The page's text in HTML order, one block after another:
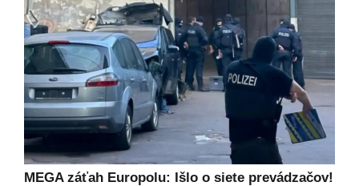
MEGA záťah Europolu: Išlo o siete prevádzačov!